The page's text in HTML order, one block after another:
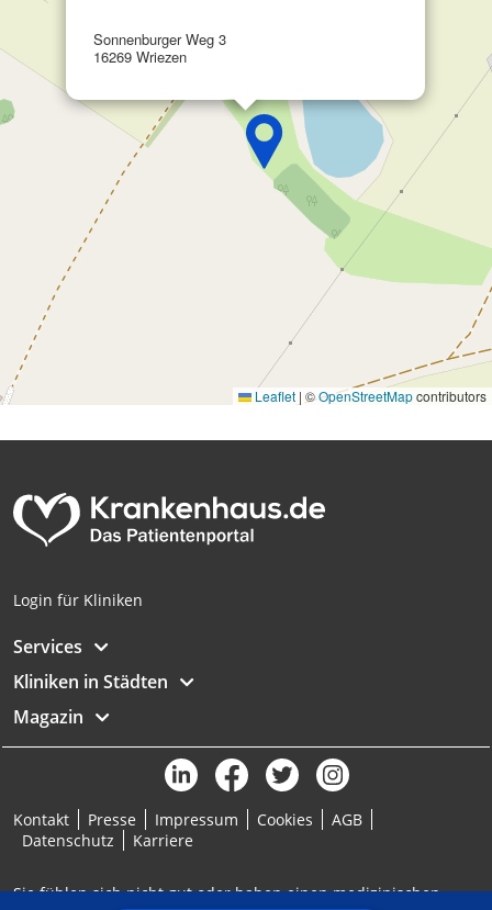
Sonnenburger Weg 3
16269 Wriezen
Leaflet | ©OpenStreetMapcontributors
Login für Kliniken
Services
Kliniken in Städten
Magazin
Kontakt Presse Impressum Cookies
AGB
Datenschutz
Karriere
Sie fühlen sich nicht gut oder haben einen medizinischen
von Werbeanzeigen
Erstellung von Profilen für personalisierte
Werbung
Verwendung von Profilen zur Auswahl
personalisierter Werbung
Erstellung von Profilen zur Personalisierung
von Inhalten
Verwendung von Profilen zur Auswahl
personalisierter Inhalte
Messung der Performance von Inhalten
Analyse von Zielgruppen durch Statistiken
Entwicklung und Verbesserung der
Angebote
von Inhalten
IAB-Besonderheiten:
Verwendung genauer Standortdaten
Geräte anhand von aktiv angeforderten
Nicht-IAB-Verarbeitungszwecke:
Notwendig
Performance
Funktional